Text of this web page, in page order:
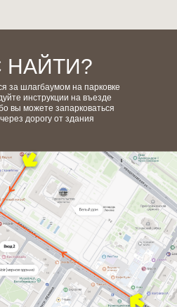
записаться
онлайн
НАЙТИ?
за шлагбаумом на парковке
инструкции на въезде
вы можете запарковаться
дорогу от здания